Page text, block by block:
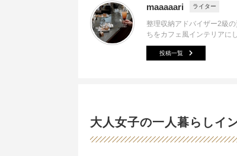
maaaaari ライター
整理収納アドバイザー2級
ちをカフェ風インテリアに
投稿一覧
大人女子の一人暮らしイ